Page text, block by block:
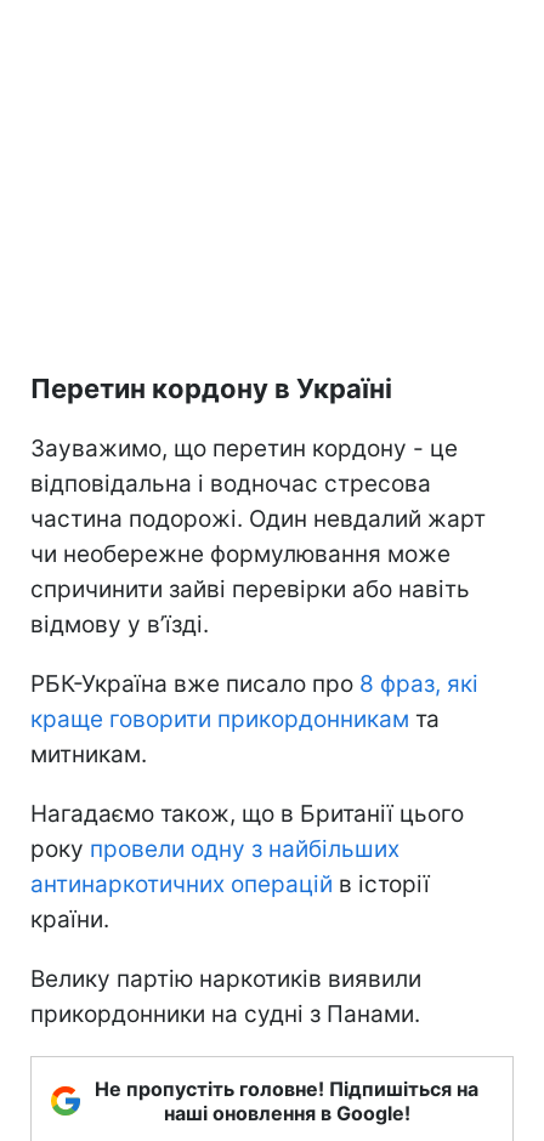
Перетин кордону в Україні
Зауважимо, що перетин кордону - це
відповідальна і водночас стресова
частина подорожі. Один невдалий жарт
чи необережне формулювання може
спричинити зайві перевірки або навіть
відмову у в’їзді.
РБК-Україна вже писало про 8 фраз, які
краще говорити прикордонникам та
митникам.
Нагадаємо також, що в Британії цього
року провели одну з найбільших
антинаркотичних операцій в історії
країни.
Велику партію наркотиків виявили
прикордонники на судні з Панами.
Не пропустіть головне! Підпишіться на
наші оновлення в Google!